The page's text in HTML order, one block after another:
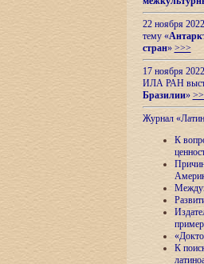
22 ноября
тему «
стран» >>>
17 ноября
ИЛА РАН
Бразилии»
Журнал
К
К